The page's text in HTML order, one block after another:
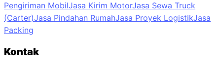
Pengiriman MobilJasa Kirim MotorJasa Sewa Truck
(Carter)Jasa Pindahan RumahJasa Proyek LogistikJasa
Packing
Kontak